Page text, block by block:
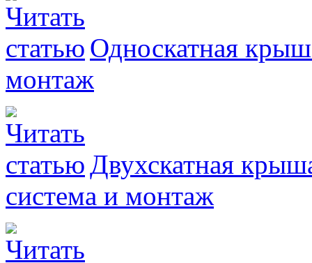
Односкатная
монтаж
Двухскатная
система и монтаж